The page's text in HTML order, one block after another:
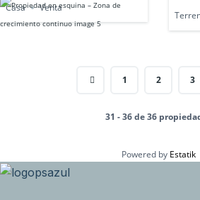
Casa Venta
1 2 3
31 - 36 de 36
Powered by Estatik